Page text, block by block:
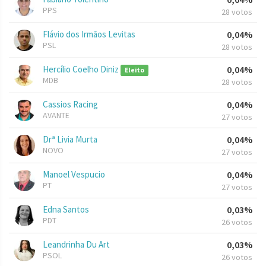
PPS 28 votos
Flávio dos Irmãos Levitas
PSL
0,04%
28 votos
Hercílio Coelho Diniz Eleito
MDB
0,04%
28 votos
Cassios Racing
AVANTE
0,04%
27 votos
Drª Livia Murta
NOVO
0,04%
27 votos
Manoel Vespucio
PT
0,04%
27 votos
Edna Santos
PDT
0,03%
26 votos
Leandrinha Du Art
PSOL
0,03%
26 votos